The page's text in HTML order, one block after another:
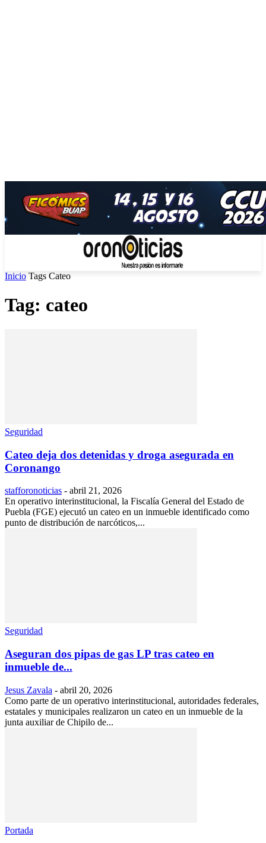
Inicio Tags Cateo
Tag: cateo
Seguridad
Cateo deja dos detenidas y droga asegurada en
Coronango
stafforonoticias - abril 21, 2026
En operativo interinstitucional, la Fiscalía General del Estado de
Puebla (FGE) ejecutó un cateo en un inmueble identificado como
punto de distribución de narcóticos,...
Seguridad
Aseguran dos pipas de gas LP tras cateo en
inmueble de...
Jesus Zavala - abril 20, 2026
Como parte de un operativo interinstitucional, autoridades federales,
estatales y municipales realizaron un cateo en un inmueble de la
junta auxiliar de Chipilo de...
Portada